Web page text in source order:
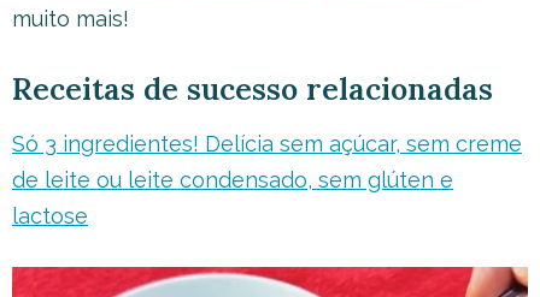
muito mais!
Receitas de sucesso relacionadas
Só 3 ingredientes! Delícia sem açúcar, sem creme
de leite ou leite condensado, sem glúten e
lactose